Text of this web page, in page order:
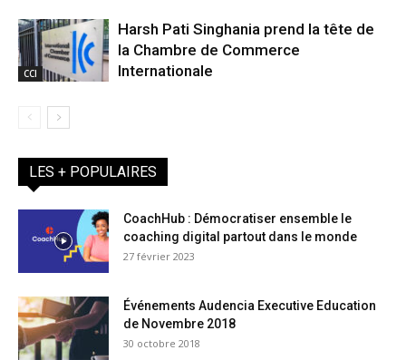
CCI
Harsh Pati Singhania prend la tête de
la Chambre de Commerce
Internationale
LES + POPULAIRES
CoachHub : Démocratiser ensemble le
coaching digital partout dans le monde
27 février 2023
Événements Audencia Executive Education
de Novembre 2018
30 octobre 2018